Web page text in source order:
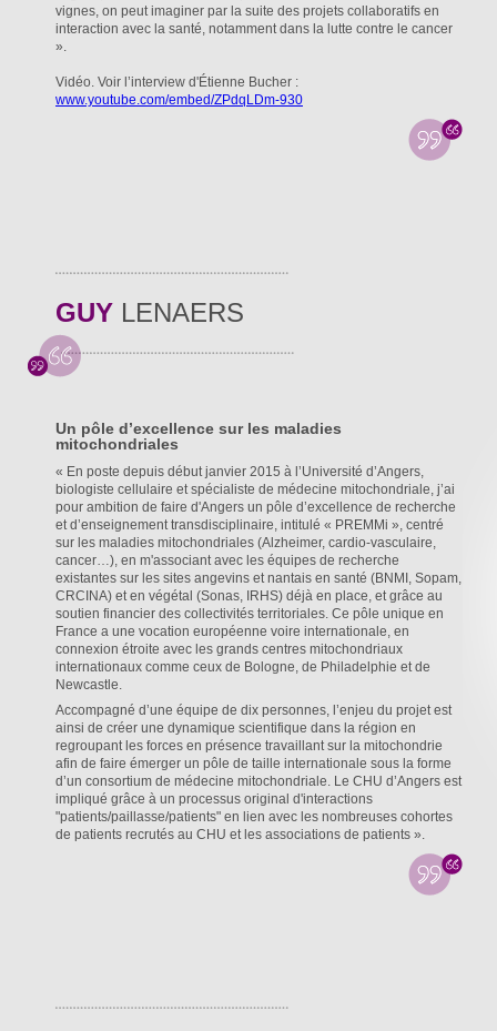
vignes, on peut imaginer par la suite des projets collaboratifs en
interaction avec la santé, notamment dans la lutte contre le cancer
».
Vidéo. Voir l’interview d'Étienne Bucher :
www.youtube.com/embed/ZPdqLDm-930
GUY LENAERS
Un pôle d’excellence sur les maladies
mitochondriales
« En poste depuis début janvier 2015 à l’Université d’Angers,
biologiste cellulaire et spécialiste de médecine mitochondriale, j’ai
pour ambition de faire d'Angers un pôle d’excellence de recherche
et d’enseignement transdisciplinaire, intitulé « PREMMi », centré
sur les maladies mitochondriales (Alzheimer, cardio-vasculaire,
cancer…), en m'associant avec les équipes de recherche
existantes sur les sites angevins et nantais en santé (BNMI, Sopam,
CRCINA) et en végétal (Sonas, IRHS) déjà en place, et grâce au
soutien financier des collectivités territoriales. Ce pôle unique en
France a une vocation européenne voire internationale, en
connexion étroite avec les grands centres mitochondriaux
internationaux comme ceux de Bologne, de Philadelphie et de
Newcastle.
Accompagné d’une équipe de dix personnes, l’enjeu du projet est
ainsi de créer une dynamique scientifique dans la région en
regroupant les forces en présence travaillant sur la mitochondrie
afin de faire émerger un pôle de taille internationale sous la forme
d’un consortium de médecine mitochondriale. Le CHU d’Angers est
impliqué grâce à un processus original d'interactions
"patients/paillasse/patients" en lien avec les nombreuses cohortes
de patients recrutés au CHU et les associations de patients ».